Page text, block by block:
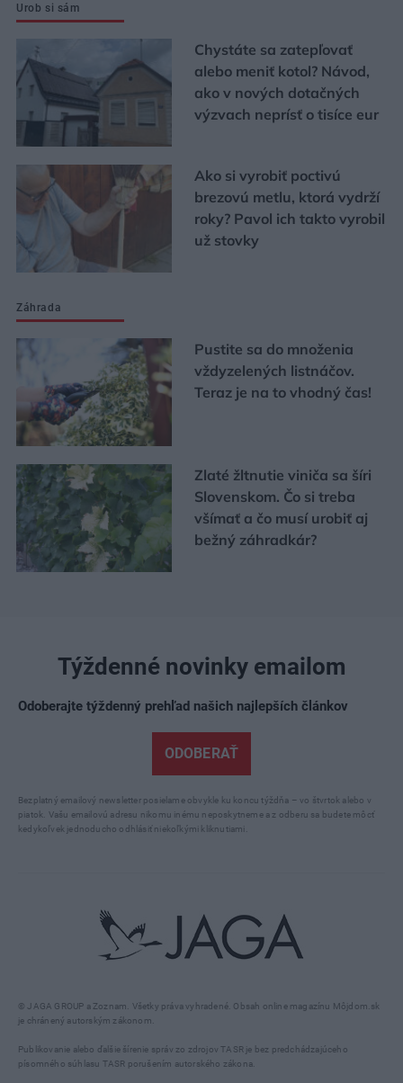
Urob si sám
Chystáte sa zatepľovať
alebo meniť kotol? Návod,
ako v nových dotačných
výzvach neprísť o tisíce eur
Ako si vyrobiť poctivú
brezovú metlu, ktorá vydrží
roky? Pavol ich takto vyrobil
už stovky
Záhrada
Pustite sa do množenia
vždyzelených listnáčov.
Teraz je na to vhodný čas!
Zlaté žltnutie viniča sa šíri
Slovenskom. Čo si treba
všímať a čo musí urobiť aj
bežný záhradkár?
© JAGA GROUP a Zoznam. Všetky práva vyhradené. Obsah online magazínu Môjdom.sk
je chránený autorským zákonom.
Publikovanie alebo ďalšie šírenie správ zo zdrojov TASR je bez predchádzajúceho
písomného súhlasu TASR porušením autorského zákona.
Týždenné novinky emailom
Odoberajte týždenný prehľad našich najlepších článkov
ODOBERAŤ
Bezplatný emailový newsletter posielame obvykle ku koncu týždňa – vo štvrtok alebo v
piatok. Vašu emailovú adresu nikomu inému neposkytneme a z odberu sa budete môcť
kedykoľvek jednoducho odhlásiť niekoľkými kliknutiami.